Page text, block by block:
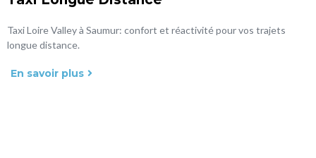
Taxi Loire Valley à Saumur: confort et réactivité pour vos trajets
longue distance.
En savoir plus